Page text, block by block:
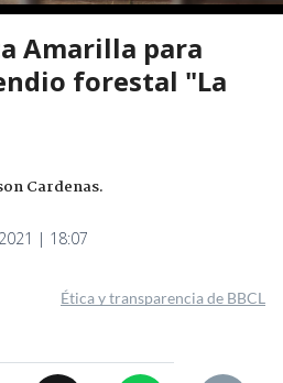
Amarilla para
forestal "La
Cardenas.
| 18:07
Ética y transparencia de BBCL